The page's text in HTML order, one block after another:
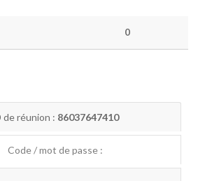
0
de réunion : 86037647410
Code / mot de passe :